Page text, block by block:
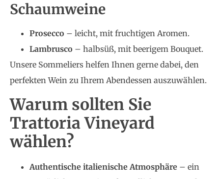
Schaumweine
Prosecco – leicht, mit fruchtigen Aromen.
Lambrusco – halbsüß, mit beerigem Bouquet.
Unsere Sommeliers helfen Ihnen gerne dabei, den
perfekten Wein zu Ihrem Abendessen auszuwählen.
Warum sollten Sie
Trattoria Vineyard
wählen?
Authentische italienische Atmosphäre – ein